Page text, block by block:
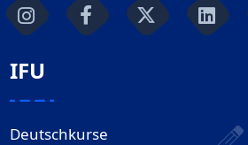
IFU
Deutschkurse